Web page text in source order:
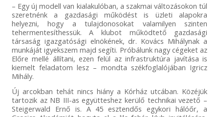
– Egy új modell van kialakulóban, a szakmai változásokon túl
szeretnénk a gazdasági működést is üzleti alapokra
helyezni, hogy a tulajdonosokat valamilyen szinten
tehermentesíthessük. A klubot működtető gazdasági
társaság igazgatósági elnökének, dr. Kovács Mihálynak a
munkáját igyekszem majd segíti. Próbálunk nagy cégeket az
Előre mellé állítani, ezen felül az infrastruktúra javítása is
kiemelt feladatom lesz – mondta székfoglalójában Igricz
Mihály.
Új arcokban tehát nincs hiány a Kórház utcában. Közéjük
tartozik az NB III-as együtteshez kerülő technikai vezető –
Steigerwald Ernő is. A 45 esztendős egykori hálóőr, a